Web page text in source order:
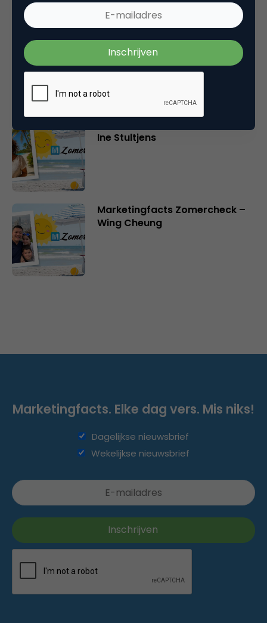
Marketingfacts Zomercheck –
Roel Stavorinus
Ine Stultjens
Marketingfacts Zomercheck –
Wing Cheung
Marketingfacts. Elke dag vers. Mis niks!
Dagelijkse nieuwsbrief
Wekelijkse nieuwsbrief